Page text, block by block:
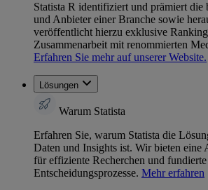
Statista R identifiziert und prämiert die
und Anbieter einer Branche sowie
veröffentlicht hierzu exklusive
Zusammenarbeit mit renommierten
Erfahren Sie mehr auf unserer Website.
Lösungen
Warum Statista
Erfahren Sie, warum Statista die
Daten und Insights ist. Wir bieten
für effiziente Recherchen und fundierte
Entscheidungsprozesse. Mehr erfahren